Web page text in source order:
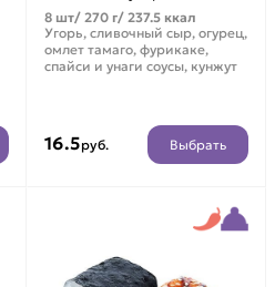
8 шт/ 270 г/ 237.5 ккал
Угорь, сливочный сыр, огурец,
омлет тамаго, фурикаке,
спайси и унаги соусы, кунжут
16.5руб. Выбрать